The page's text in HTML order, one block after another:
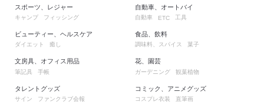
スポーツ、レジャー
キャンプ フィッシング
ビューティー、ヘルスケア
ダイエット 癒し
文房具、オフィス用品
筆記具 手帳
タレントグッズ
サイン ファンクラブ会報
自動車、オートバイ
自動車 ETC 工具
食品、飲料
調味料、スパイス 菓子
花、園芸
ガーデニング 観葉植物
コミック、アニメグッズ
コスプレ衣装 直筆画